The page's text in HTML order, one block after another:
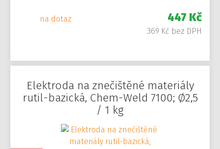
na dotaz 447 Kč
369 Kč bez DPH
Elektroda na znečištěné materiály
rutil-bazická, Chem-Weld 7100; Ø2,5
/ 1 kg